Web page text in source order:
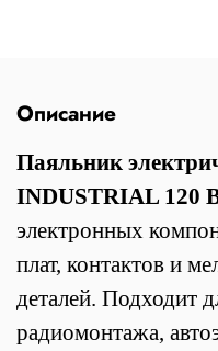
Описание
Паяльник
INDUSTRIAL 120
электронных
плат, контактов и
деталей. Подходит
радиомонтажа,